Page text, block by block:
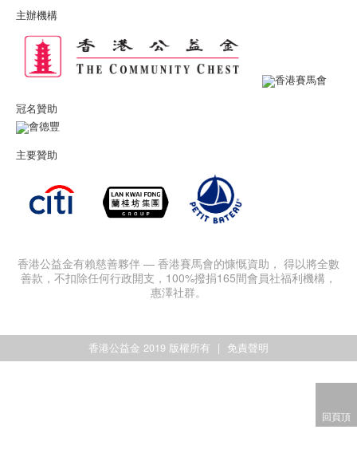
主辦機構
冠名贊助
主要贊助
香港公益金有賴慈善夥伴 — 香港賽馬會的慷慨資助， 得以將全數
善款，不扣除任何行政開支，100%撥捐165間會員社福利機構，
惠澤社群。
香港公益金 2019 版權所有 免責聲明
回頁頂